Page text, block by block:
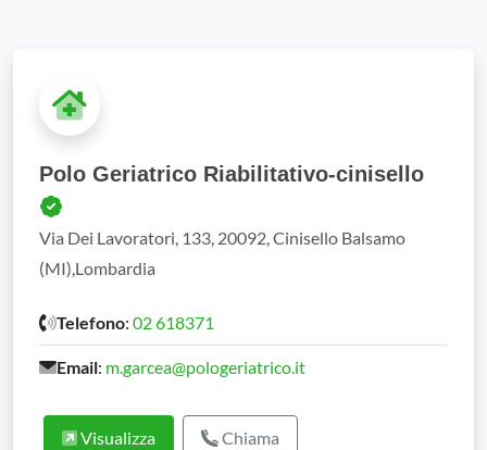
Polo Geriatrico Riabilitativo-cinisello
Via Dei Lavoratori, 133, 20092, Cinisello Balsamo
(MI),Lombardia
Telefono: 02 618371
Email: m.garcea@pologeriatrico.it
Visualizza Chiama